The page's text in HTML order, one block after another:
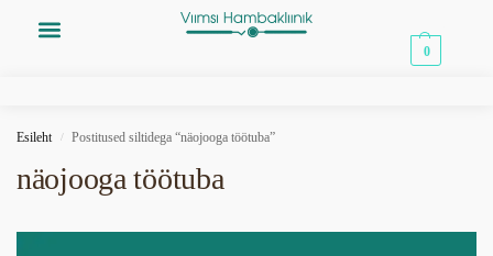
0
Esileht / Postitused siltidega “näojooga töötuba”
näojooga töötuba